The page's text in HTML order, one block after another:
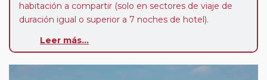
habitación a compartir (solo en sectores de viaje de
duración igual o superior a 7 noches de hotel).
Paradas en Ruta:
su viaje, en la ciudad que desee por período de 1, 3, 4 o
Leer más...